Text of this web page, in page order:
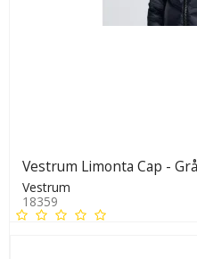
Vestrum Limonta Cap - Grå
Vestrum
18359